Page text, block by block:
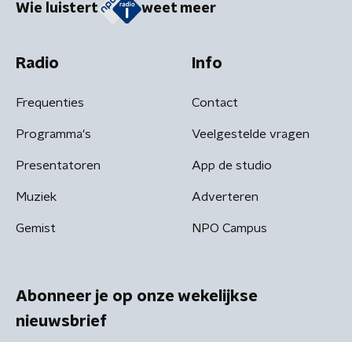
Wie luistert weet meer
Radio
Frequenties
Programma's
Presentatoren
Muziek
Gemist
Info
Contact
Veelgestelde vragen
App de studio
Adverteren
NPO Campus
Abonneer je op onze wekelijkse
nieuwsbrief